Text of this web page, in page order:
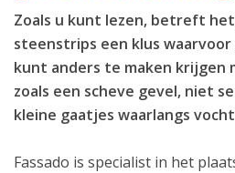
Zoals u kunt lezen, betreft
steenstrips een klus waarvoor
kunt anders te maken krijgen
zoals een scheve gevel, niet
kleine gaatjes waarlangs
Fassado is specialist in het